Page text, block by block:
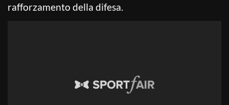
rafforzamento della difesa.